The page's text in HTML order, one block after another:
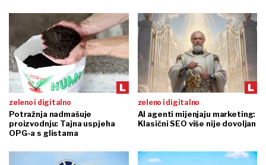
zeleno i digitalno
Potražnja nadmašuje
proizvodnju: Tajna uspjeha
OPG-a s glistama
zeleno i digitalno
AI agenti mijenjaju marketing:
Klasični SEO više nije dovoljan